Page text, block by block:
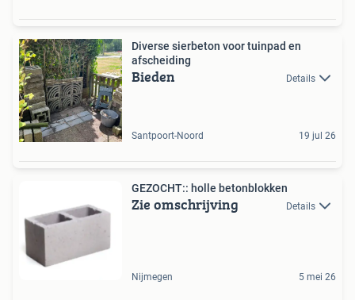
Diverse sierbeton voor tuinpad en
afscheiding
Bieden Details
Santpoort-Noord 19 jul 26
GEZOCHT:: holle betonblokken
Zie omschrijving Details
Nijmegen 5 mei 26